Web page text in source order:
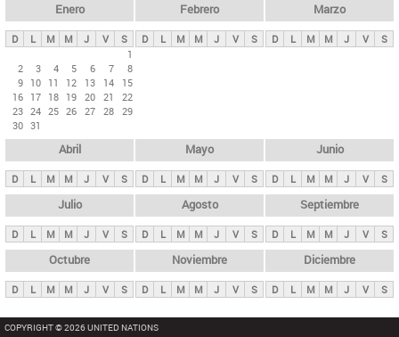
ds
p
n
c
i
p
l
e
s
Enero
D L M M J V
S
1
2
3 4 5 6 7
8
9 10 11 12 13 14
15
16 17 18 19 20 21
22
23 24 25 26 27 28 29
30 31
Febrero
D L M M J V S
Marzo
D L M M J V S
Abril
D L M M J V S
Mayo
D L M M J V S
Junio
D L M M J V S
Julio
D L M M J V S
Agosto
D L M M J V S
Septiembre
D L M M J V S
Octubre
D L M M J V S
Noviembre
D L M M J V S
Diciembre
D L M M J V S
COPYRIGHT © 2026 UNITED NATIONS